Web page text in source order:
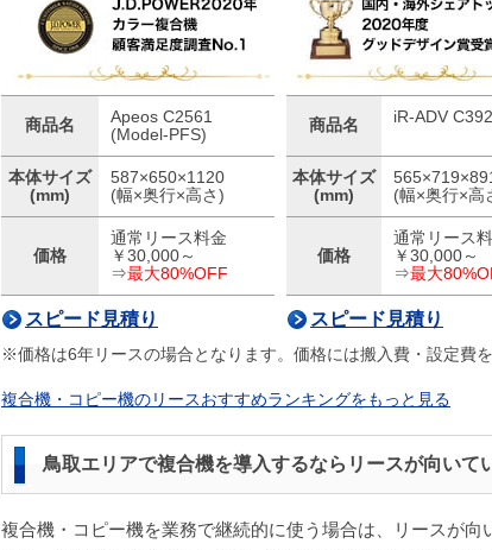
商品名
Apeos C2561
(Model-PFS)
本体サイズ
(mm)
587×650×1120
(幅×奥行×高さ)
価格
通常リース料金
￥30,000～
⇒最大80%OFF
スピード見積り
商品名 iR-ADV
本体サイズ
(mm)
(幅×奥行×高
価格
通常リース
￥30,000～
⇒最大
スピード見積り
※価格は6年リースの場合となります。価格には搬入費・設定費を
複合機・コピー機のリースおすすめランキングをもっと見る
鳥取エリアで複合機を導入するならリースが向いて
複合機・コピー機を業務で継続的に使う場合は、リースが向